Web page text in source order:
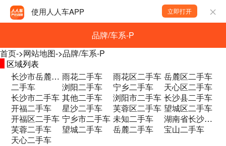
使用人人车APP 立即打开
品牌/车系-P
首页->网站地图->品牌/车系-P
区域列表
长沙市岳麓区和馨园二期B区二手车 雨花二手车 雨花区二手车 岳麓区二手车
二手车
浏阳二手车 宁乡二手车
天心区二手车
长沙市二手车 其他二手车 浏阳市二手车 长沙县二手车
开福二手车
星沙二手车 芙蓉区二手车 望城区二手车
开福区二手车 宁乡市二手车 未知二手车
湖南省长沙市望城区永通大道永通集团一楼 二手车
芙蓉二手车
望城二手车 岳麓二手车
宝山二手车
天心二手车